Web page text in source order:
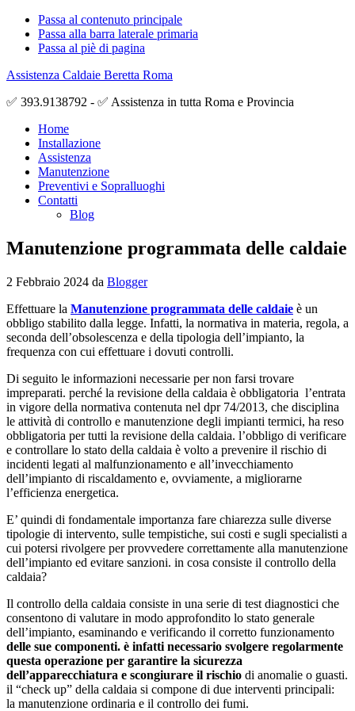
Passa al contenuto principale
Passa alla barra laterale primaria
Passa al piè di pagina
Assistenza Caldaie Beretta Roma
✅ 393.9138792 - ✅ Assistenza in tutta Roma e Provincia
Home
Installazione
Assistenza
Manutenzione
Preventivi e Sopralluoghi
Contatti
Blog
Manutenzione programmata delle caldaie
2 Febbraio 2024 da Blogger
Effettuare la Manutenzione programmata delle caldaie è un
obbligo stabilito dalla legge. Infatti, la normativa in materia, regola, a
seconda dell’obsolescenza e della tipologia dell’impianto, la
frequenza con cui effettuare i dovuti controlli.
Di seguito le informazioni necessarie per non farsi trovare
impreparati. perché la revisione della caldaia è obbligatoria l’entrata
in vigore della normativa contenuta nel dpr 74/2013, che disciplina
le attività di controllo e manutenzione degli impianti termici, ha reso
obbligatoria per tutti la revisione della caldaia. l’obbligo di verificare
e controllare lo stato della caldaia è volto a prevenire il rischio di
incidenti legati al malfunzionamento e all’invecchiamento
dell’impianto di riscaldamento e, ovviamente, a migliorarne
l’efficienza energetica.
E’ quindi di fondamentale importanza fare chiarezza sulle diverse
tipologie di intervento, sulle tempistiche, sui costi e sugli specialisti a
cui potersi rivolgere per provvedere correttamente alla manutenzione
dell’impianto ed evitare sanzioni. in cosa consiste il controllo della
caldaia?
Il controllo della caldaia consiste in una serie di test diagnostici che
consentono di valutare in modo approfondito lo stato generale
dell’impianto, esaminando e verificando il corretto funzionamento
delle sue componenti. è infatti necessario svolgere regolarmente
questa operazione per garantire la sicurezza
dell’apparecchiatura e scongiurare il rischio di anomalie o guasti.
il “check up” della caldaia si compone di due interventi principali:
la manutenzione ordinaria e il controllo dei fumi.